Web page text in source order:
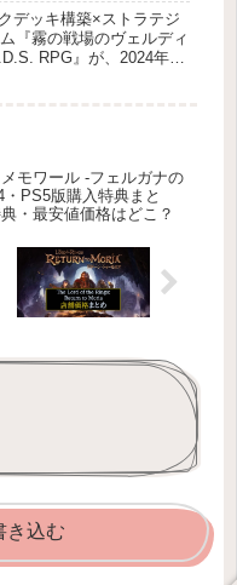
価格はどこ？
デッキ構築×ストラテジ
『霧の戦場のヴェルディ
RPG』が、2024年5
メモワール -フェルガナの
PS5版購入特典まと
・最安値価格はどこ？
き込む